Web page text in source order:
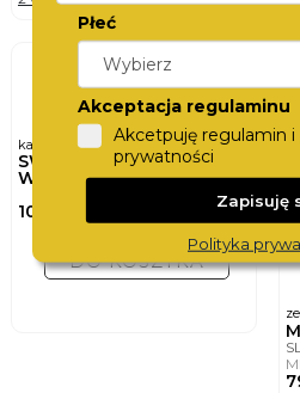
karta podarunkowa
SWISS
WATCHCARD
100,-
DO KOSZYKA
Płeć
Akceptacja regulaminu
Akcetpuję regulamin i
prywatności
Zapisuję
Polityka